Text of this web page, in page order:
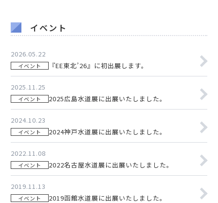
イベント
2026.05.22
イベント 『EE東北’26』に初出展します。
2025.11.25
イベント 2025広島水道展に出展いたしました。
2024.10.23
イベント 2024神戸水道展に出展いたしました。
2022.11.08
イベント 2022名古屋水道展に出展いたしました。
2019.11.13
イベント 2019函館水道展に出展いたしました。